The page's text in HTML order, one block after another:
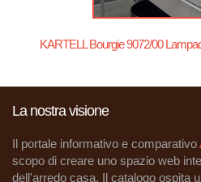
KARTELL Bourgie 9072/00
La nostra visione
Il portale informativo e comparativo
scopo di creare uno spazio web
dell'arredo casa. Il catalogo ospita